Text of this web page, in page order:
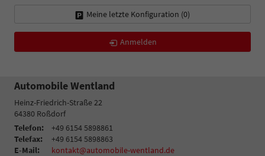
Meine letzte Konfiguration (0)
Anmelden
Automobile Wentland
Heinz-Friedrich-Straße 22
64380 Roßdorf
Telefon:
+49 6154 5898861
Telefax:
+49 6154 5898863
E-Mail:
kontakt@automobile-wentland.de